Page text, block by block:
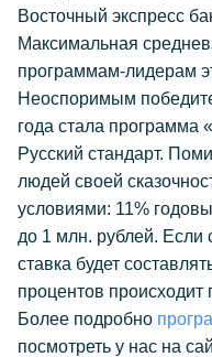
Восточный экспресс
Максимальная
программам-лидерам
Неоспоримым
года стала программа
Русский стандарт.
людей своей
условиями: 11%
до 1 млн. рублей.
ставка будет
процентов происходит
Более подробно
посмотреть у нас на